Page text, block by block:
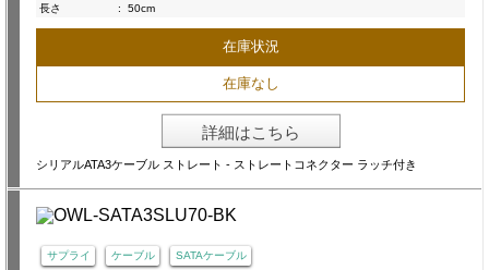
長さ
: 50cm
在庫状況
在庫なし
詳細はこちら
シリアルATA3ケーブル ストレート - ストレートコネクター ラッチ付き
サプライ ケーブル SATAケーブル